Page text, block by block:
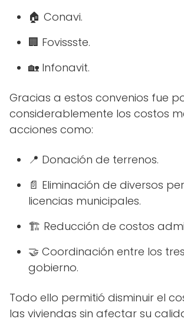
🏠 Conavi.
🏢 Fovissste.
🏡 Infonavit.
Gracias a estos convenios fue
considerablemente los costos
acciones como:
📍 Donación de terrenos.
📄 Eliminación de diversos
licencias municipales.
🏗️ Reducción de costos
🤝 Coordinación entre los
gobierno.
Todo ello permitió disminuir el
las viviendas sin afectar su